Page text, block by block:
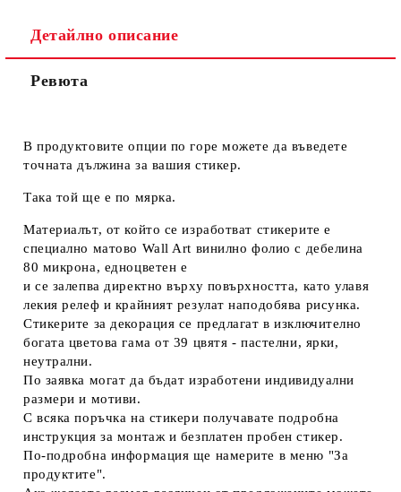
Ние ще се свържем с вас в рамките на работния ден.
Детайлно описание
Ревюта
В продуктовите опции по горе можете да въведете
точната дължина за вашия стикер.
Така той ще е по мярка.
Материалът, от който се изработват стикерите е
специално матово Wall Art винилно фолио с дебелина
80 микрона, едноцветен е
и се залепва директно върху повърхността, като улавя
лекия релеф и крайният резулат наподобява рисунка.
Стикерите за декорация се предлагат в изключително
богата цветова гама от 39 цвятя - пастелни, ярки,
неутрални.
По заявка могат да бъдат изработени индивидуални
размери и мотиви.
С всяка поръчка на стикери получавате подробна
инструкция за монтаж и безплатен пробен стикер.
По-подробна информация ще намерите в меню "За
продуктите".